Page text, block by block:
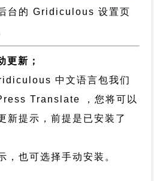
台的 Gridiculous 设置页
更新；
中文语言包我们
Translate ，您将可以
新提示，前提是已安装了
，也可选择手动安装。